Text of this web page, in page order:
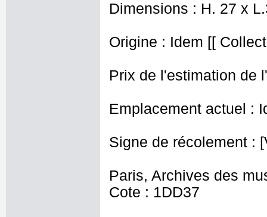
Dimensions : H. 27 x
Origine : Idem [[
Prix de l'estimation de
Emplacement actuel :
Signe de récolement :
Paris, Archives des
Cote : 1DD37